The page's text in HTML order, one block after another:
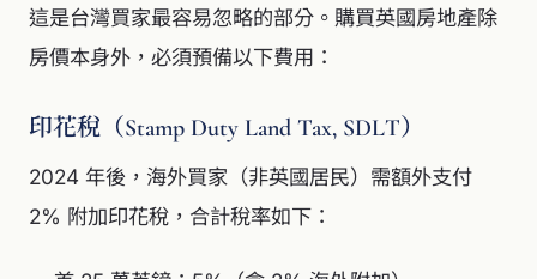
這是台灣買家最容易忽略的部分。購買英國房地產除
房價本身外，必須預備以下費用：
印花稅（Stamp Duty Land Tax, SDLT）
2024 年後，海外買家（非英國居民）需額外支付
2% 附加印花稅，合計稅率如下：